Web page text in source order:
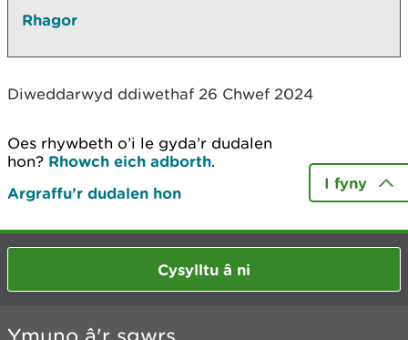
Rhagor
Diweddarwyd ddiwethaf 26 Chwef 2024
Oes rhywbeth o’i le gyda’r dudalen
hon? Rhowch eich adborth.
Argraffu’r dudalen hon
I fyny
Cysylltu â ni